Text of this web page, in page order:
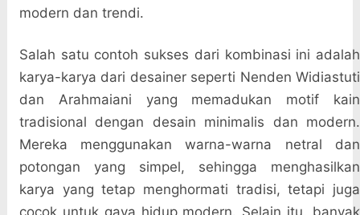
modern dan trendi.
Salah satu contoh sukses dari kombinasi ini adalah
karya-karya dari desainer seperti Nenden Widiastuti
dan Arahmaiani yang memadukan motif kain
tradisional dengan desain minimalis dan modern.
Mereka menggunakan warna-warna netral dan
potongan yang simpel, sehingga menghasilkan
karya yang tetap menghormati tradisi, tetapi juga